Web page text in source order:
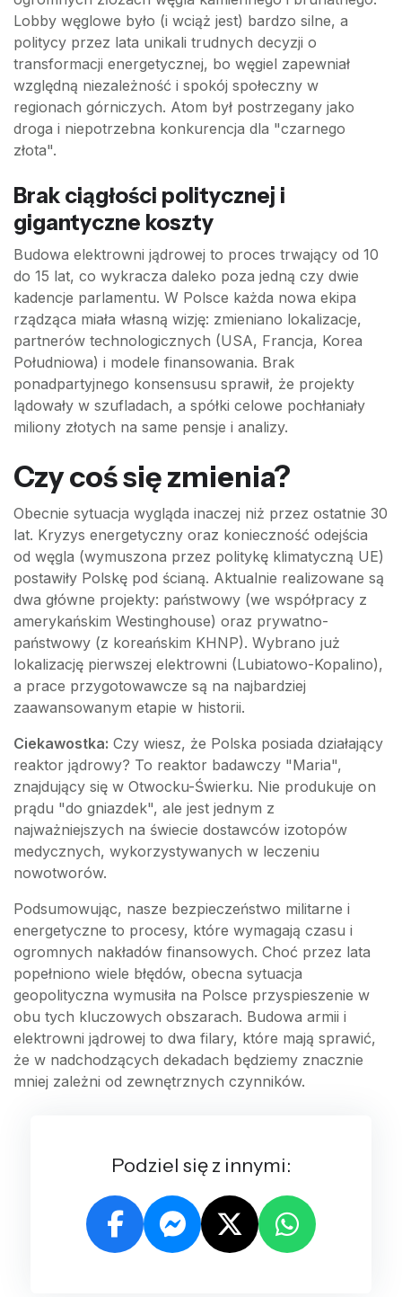
Lobby węglowe było (i wciąż jest) bardzo silne, a
politycy przez lata unikali trudnych decyzji o
transformacji energetycznej, bo węgiel zapewniał
względną niezależność i spokój społeczny w
regionach górniczych. Atom był postrzegany jako
droga i niepotrzebna konkurencja dla "czarnego
złota".
Brak ciągłości politycznej i
gigantyczne koszty
Budowa elektrowni jądrowej to proces trwający od 10
do 15 lat, co wykracza daleko poza jedną czy dwie
kadencje parlamentu. W Polsce każda nowa ekipa
rządząca miała własną wizję: zmieniano lokalizacje,
partnerów technologicznych (USA, Francja, Korea
Południowa) i modele finansowania. Brak
ponadpartyjnego konsensusu sprawił, że projekty
lądowały w szufladach, a spółki celowe pochłaniały
miliony złotych na same pensje i analizy.
Czy coś się zmienia?
Obecnie sytuacja wygląda inaczej niż przez ostatnie 30
lat. Kryzys energetyczny oraz konieczność odejścia
od węgla (wymuszona przez politykę klimatyczną UE)
postawiły Polskę pod ścianą. Aktualnie realizowane są
dwa główne projekty: państwowy (we współpracy z
amerykańskim Westinghouse) oraz prywatno-
państwowy (z koreańskim KHNP). Wybrano już
lokalizację pierwszej elektrowni (Lubiatowo-Kopalino),
a prace przygotowawcze są na najbardziej
zaawansowanym etapie w historii.
Ciekawostka: Czy wiesz, że Polska posiada działający
reaktor jądrowy? To reaktor badawczy "Maria",
znajdujący się w Otwocku-Świerku. Nie produkuje on
prądu "do gniazdek", ale jest jednym z
najważniejszych na świecie dostawców izotopów
medycznych, wykorzystywanych w leczeniu
nowotworów.
Podsumowując, nasze bezpieczeństwo militarne i
energetyczne to procesy, które wymagają czasu i
ogromnych nakładów finansowych. Choć przez lata
popełniono wiele błędów, obecna sytuacja
geopolityczna wymusiła na Polsce przyspieszenie w
obu tych kluczowych obszarach. Budowa armii i
elektrowni jądrowej to dwa filary, które mają sprawić,
że w nadchodzących dekadach będziemy znacznie
mniej zależni od zewnętrznych czynników.
Podziel się z innymi: